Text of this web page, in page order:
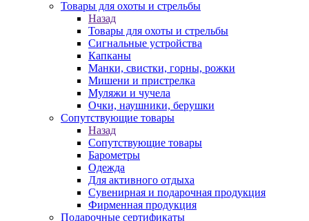
Товары для охоты и стрельбы
Назад
Товары для охоты и стрельбы
Сигнальные устройства
Капканы
Манки, свистки, горны, рожки
Мишени и пристрелка
Муляжи и чучела
Очки, наушники, берушки
Сопутствующие товары
Назад
Сопутствующие товары
Барометры
Одежда
Для активного отдыха
Сувенирная и подарочная продукция
Фирменная продукция
Подарочные сертификаты